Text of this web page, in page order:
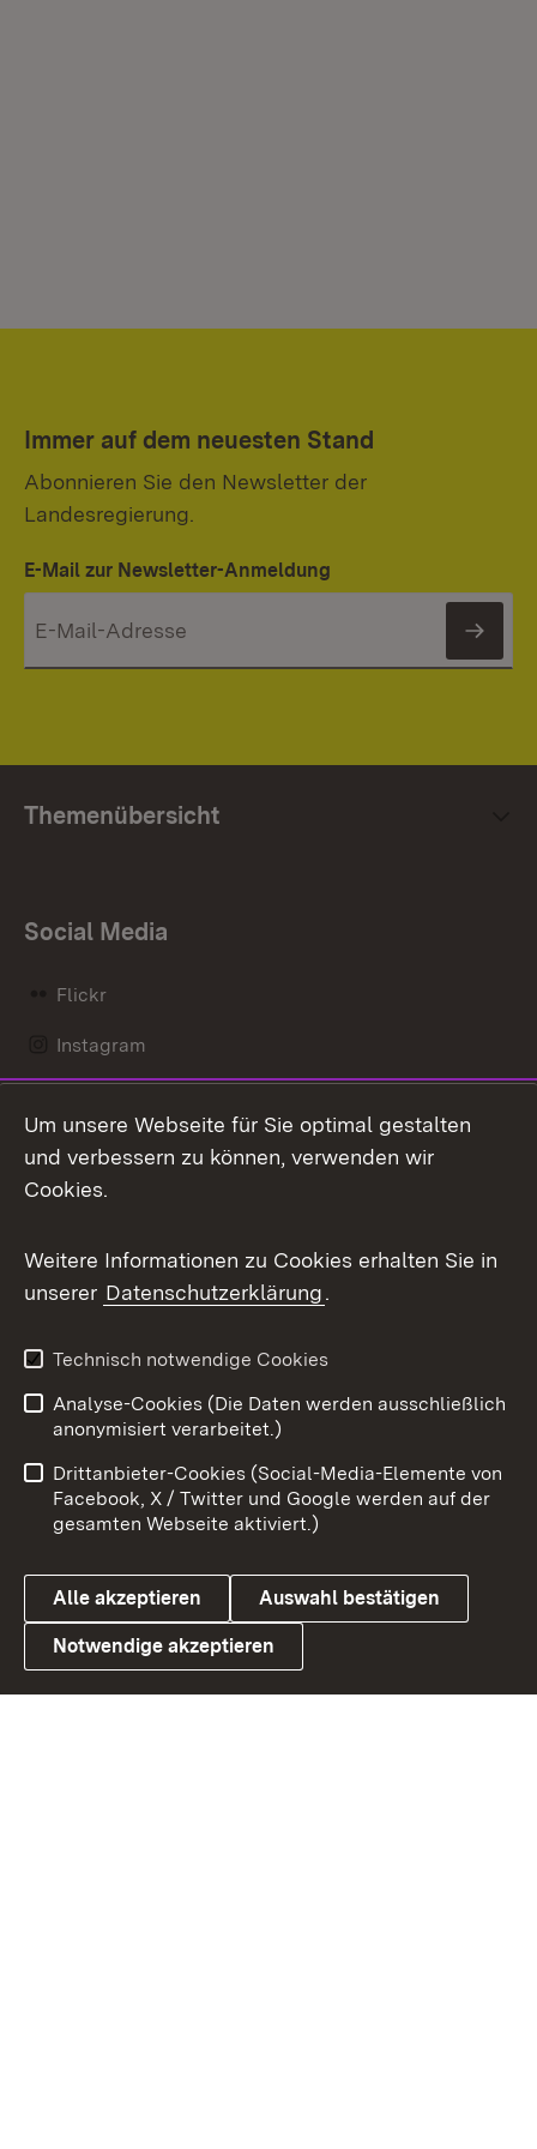
Immer auf dem neuesten Stand
Abonnieren Sie den Newsletter der
Landesregierung.
E-Mail zur Newsletter-Anmeldung
Themenübersicht
Social Media
Flickr
Instagram
Mastodon
Messenger
Social Wall
X / Twitter
Youtube
Link zum Landesportal
Benutzungshinweise
Barrierefreiheit
Datenschutz
Cookies
Um unsere Webseite für Sie optimal gestalten
und verbessern zu können, verwenden wir
Cookies.
Weitere Informationen zu Cookies erhalten Sie in
unserer Datenschutzerklärung.
Technisch notwendige Cookies
Analyse-Cookies (Die Daten werden ausschließlich
anonymisiert verarbeitet.)
Drittanbieter-Cookies (Social-Media-Elemente von
Facebook, X / Twitter und Google werden auf der
gesamten Webseite aktiviert.)
Alle akzeptieren Auswahl bestätigen
Notwendige akzeptieren